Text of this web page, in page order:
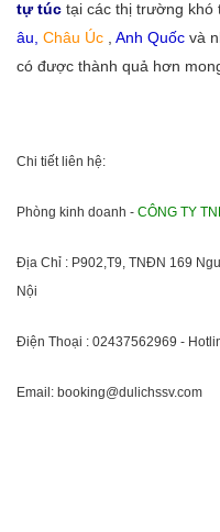
tự túc tại các thị trường khó
âu, Châu Úc , Anh Quốc và
có được thành quả hơn
Chi tiết liên hệ:
Phòng kinh doanh - CÔNG TY
Địa Chỉ : P902,T9, TNĐN 169
Nội
Điện Thoại : 02437562969 -
Email: booking@dulichssv.com